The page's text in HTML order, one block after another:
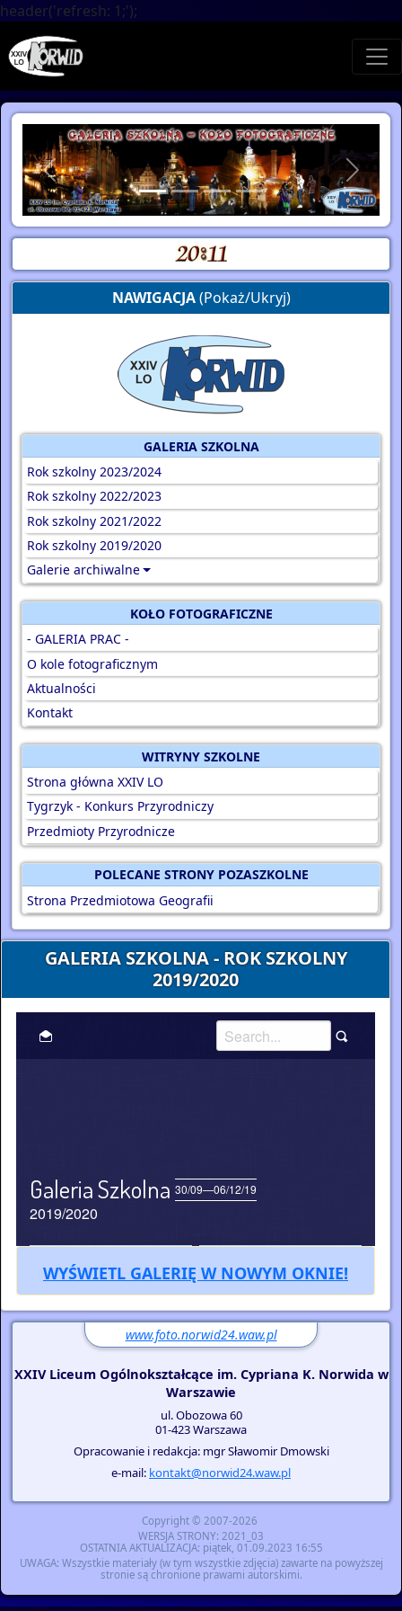
header('refresh: 1;');
Poprzednie
NAWIGACJA(Pokaż/Ukryj)
GALERIA SZKOLNA
Rok szkolny 2023/2024
Rok szkolny 2022/2023
Rok szkolny 2021/2022
Rok szkolny 2019/2020
Galerie archiwalne
KOŁO FOTOGRAFICZNE
- GALERIA PRAC -
O kole fotograficznym
Aktualności
Kontakt
WITRYNY SZKOLNE
Strona główna XXIV LO
Tygrzyk - Konkurs Przyrodniczy
Przedmioty Przyrodnicze
POLECANE STRONY POZASZKOLNE
Strona Przedmiotowa Geografii
GALERIA SZKOLNA - ROK SZKOLNY
2019/2020
WYŚWIETL GALERIĘ W NOWYM OKNIE!
www.foto.norwid24.waw.pl
XXIV Liceum Ogólnokształcące im. Cypriana K. Norwida w
Warszawie
ul. Obozowa 60
01-423 Warszawa
Opracowanie i redakcja: mgr Sławomir Dmowski
e-mail: kontakt@norwid24.waw.pl
Copyright © 2007-2026
WERSJA STRONY: 2021_03
OSTATNIA AKTUALIZACJA: piątek, 01.09.2023 16:55
UWAGA: Wszystkie materiały (w tym wszystkie zdjęcia) zawarte na powyższej
stronie są chronione prawami autorskimi.